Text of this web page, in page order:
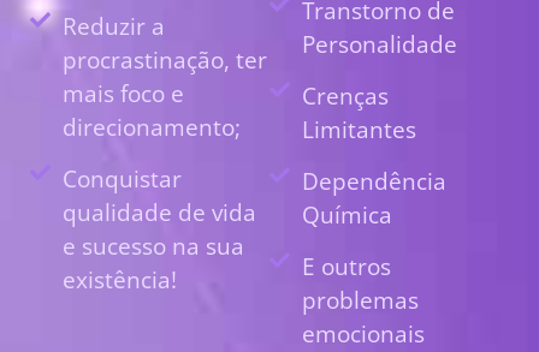
Reduzir a
procrastinação, ter
mais foco e
direcionamento;
Conquistar
qualidade de vida
e sucesso na sua
existência!
Transtorno de
Personalidade
Crenças
Limitantes
Dependência
Química
E outros
problemas
emocionais